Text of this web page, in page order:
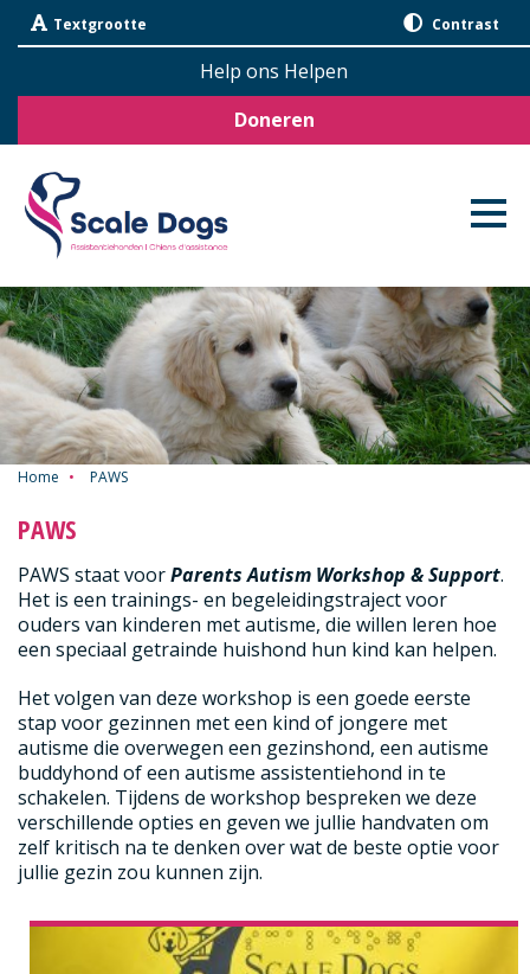
navigatieTextgrootte Contrast
Help ons Helpen
Doneren
Home • PAWS
PAWS
PAWS staat voorParents Autism Workshop & Support.
Het is een trainings- en begeleidingstraject voor
ouders van kinderen met autisme, die willen leren hoe
een speciaal getrainde huishond hun kind kan helpen.
Het volgen van deze workshop is een goede eerste
stap voor gezinnen met een kind of jongere met
autisme die overwegen een gezinshond, een autisme
buddyhond of een autisme assistentiehond in te
schakelen. Tijdens de workshop bespreken we deze
verschillende opties en geven we jullie handvaten om
zelf kritisch na te denken over wat de beste optie voor
jullie gezin zou kunnen zijn.